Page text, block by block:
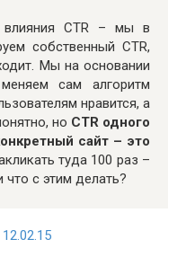
CTR – мы в
собственный CTR,
Мы на основании
сам алгоритм
нравится, а
но CTR одного
сайт – это
туда 100 раз –
что с этим делать?